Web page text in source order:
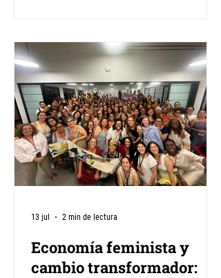
cuidados comunitarios a través del
intercambio de experiencias territoriales,
la construcción teórica colectiva y la
articulación regional entre organizaciones
feministas y sociales. A quiénes está
dirigido: a integra
Economía feminista y
cambio transformador:
13 jul 2 min de lectura